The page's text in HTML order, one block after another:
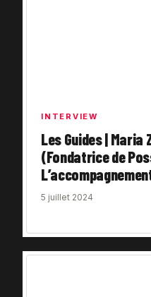
INTERVIEW
Les Guides | Maria
(Fondatrice de
5 juillet 2024